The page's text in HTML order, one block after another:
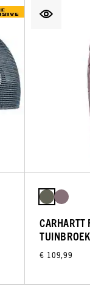
CARHARTT
TUINBROEK
€ 109,99